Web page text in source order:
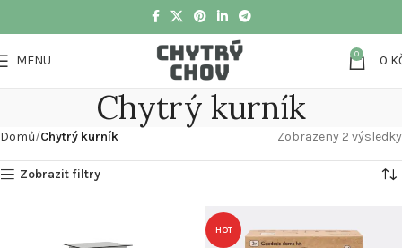
MENU 0 0
Chytrý kurník
Domů Chytrý kurník Zobrazeny 2 výsledky
Zobrazit filtry
HOT